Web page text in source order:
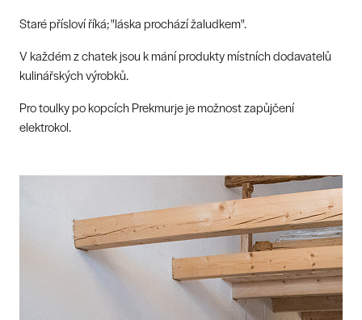
Staré přísloví říká; "láska prochází žaludkem".
V každém z chatek jsou k mání produkty místních dodavatelů
kulinářských výrobků.
Pro toulky po kopcích Prekmurje je možnost zapůjčení
elektrokol.